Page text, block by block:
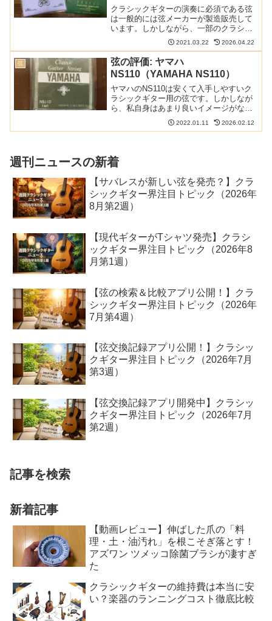
クラシックギターの演奏に必須である弦
は一般的には弦メーカーが製造販売して
います。しかしながら、一部のクラシッ
クギター製作家（メーカー）が自分で弦
を販売しているケースがあります。そん
な製作家自ら販売している弦を紹介しま
す。以下の記事で本ブログ...
2021.03.22 2026.04.22
弦
弦の評価: ヤマハ
NS110（YAMAHA NS110）
ヤマハのNS110は安くて入手しやすいク
ラシックギター用の弦です。しかしなが
ら、私自身はあまり良いイメージがな
く、これまで使ったことがありませんで
した。最近、各ネットショップで一番売
2022.01.11 2026.02.12
週刊ニュースの新着
【サバレスが新しい弦を発売？】クラ
シックギター界注目トピック（2026年
8月第2週）
【現代ギターがTシャツ発売】クラシ
ックギター界注目トピック（2026年8
月第1週）
【弦の検索＆比較アプリ公開！】クラ
シックギター界注目トピック（2026年
7月第4週）
【弦交換記録アプリ公開！】クラシッ
クギター界注目トピック（2026年7月
第3週）
【弦交換記録アプリ開発中】クラシッ
クギター界注目トピック（2026年7月
第2週）
記事を検索
新着記事
【動画レビュー】伸ばした爪の「料
理・土・油汚れ」を根こそぎ落とす！
アズワン ツメッコ除菌ブラシが凄すぎ
た
クラシックギターの維持費は本当に安
い？楽器のランニングコスト徹底比較